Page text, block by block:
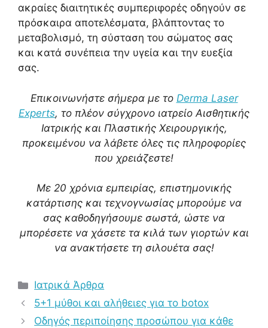
ακραίες διαιτητικές συμπεριφορές οδηγούν σε
πρόσκαιρα αποτελέσματα, βλάπτοντας το
μεταβολισμό, τη σύσταση του σώματος σας
και κατά συνέπεια την υγεία και την ευεξία
σας.
Επικοινωνήστε σήμερα με το Derma Laser
Experts, το πλέον σύγχρονο ιατρείο Αισθητικής
Ιατρικής και Πλαστικής Χειρουργικής,
προκειμένου να λάβετε όλες τις πληροφορίες
που χρειάζεστε!
Με 20 χρόνια εμπειρίας, επιστημονικής
κατάρτισης και τεχνογνωσίας μπορούμε να
σας καθοδηγήσουμε σωστά, ώστε να
μπορέσετε να χάσετε τα κιλά των γιορτών και
να ανακτήσετε τη σιλουέτα σας!
Κατηγορίες
Ιατρικά Άρθρα
Πλοήγηση
άρθρων
5+1 μύθοι και αλήθειες για το botox
Οδηγός περιποίησης προσώπου για κάθε